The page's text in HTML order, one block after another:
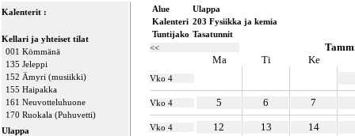
Kalenterit :
Kellari ja yhteiset tilat
001 Kömmänä
135 Jeleppi
152 Ämyri (musiikki)
155 Haipakka
161 Neuvotteluhuone
170 Ruokala (Puhuvetti)
Ulappa
Alue
Ulappa
Kalenteri 203 Fysiikka ja kemia
Tuntijako Tasatunnit
<<
Ma
Ti Ke
Vko 4
Vko 4 5 6 7
Vko 4 12 13 14